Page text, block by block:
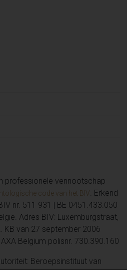
professionele vennootschap
code van het BIV. Erkend
nr. 511 931 | BE 0451.433.050
Adres BIV: Luxemburgstraat,
KB van 27 september 2006
Belgium polisnr. 730.390.160
Beroepsinstituut van